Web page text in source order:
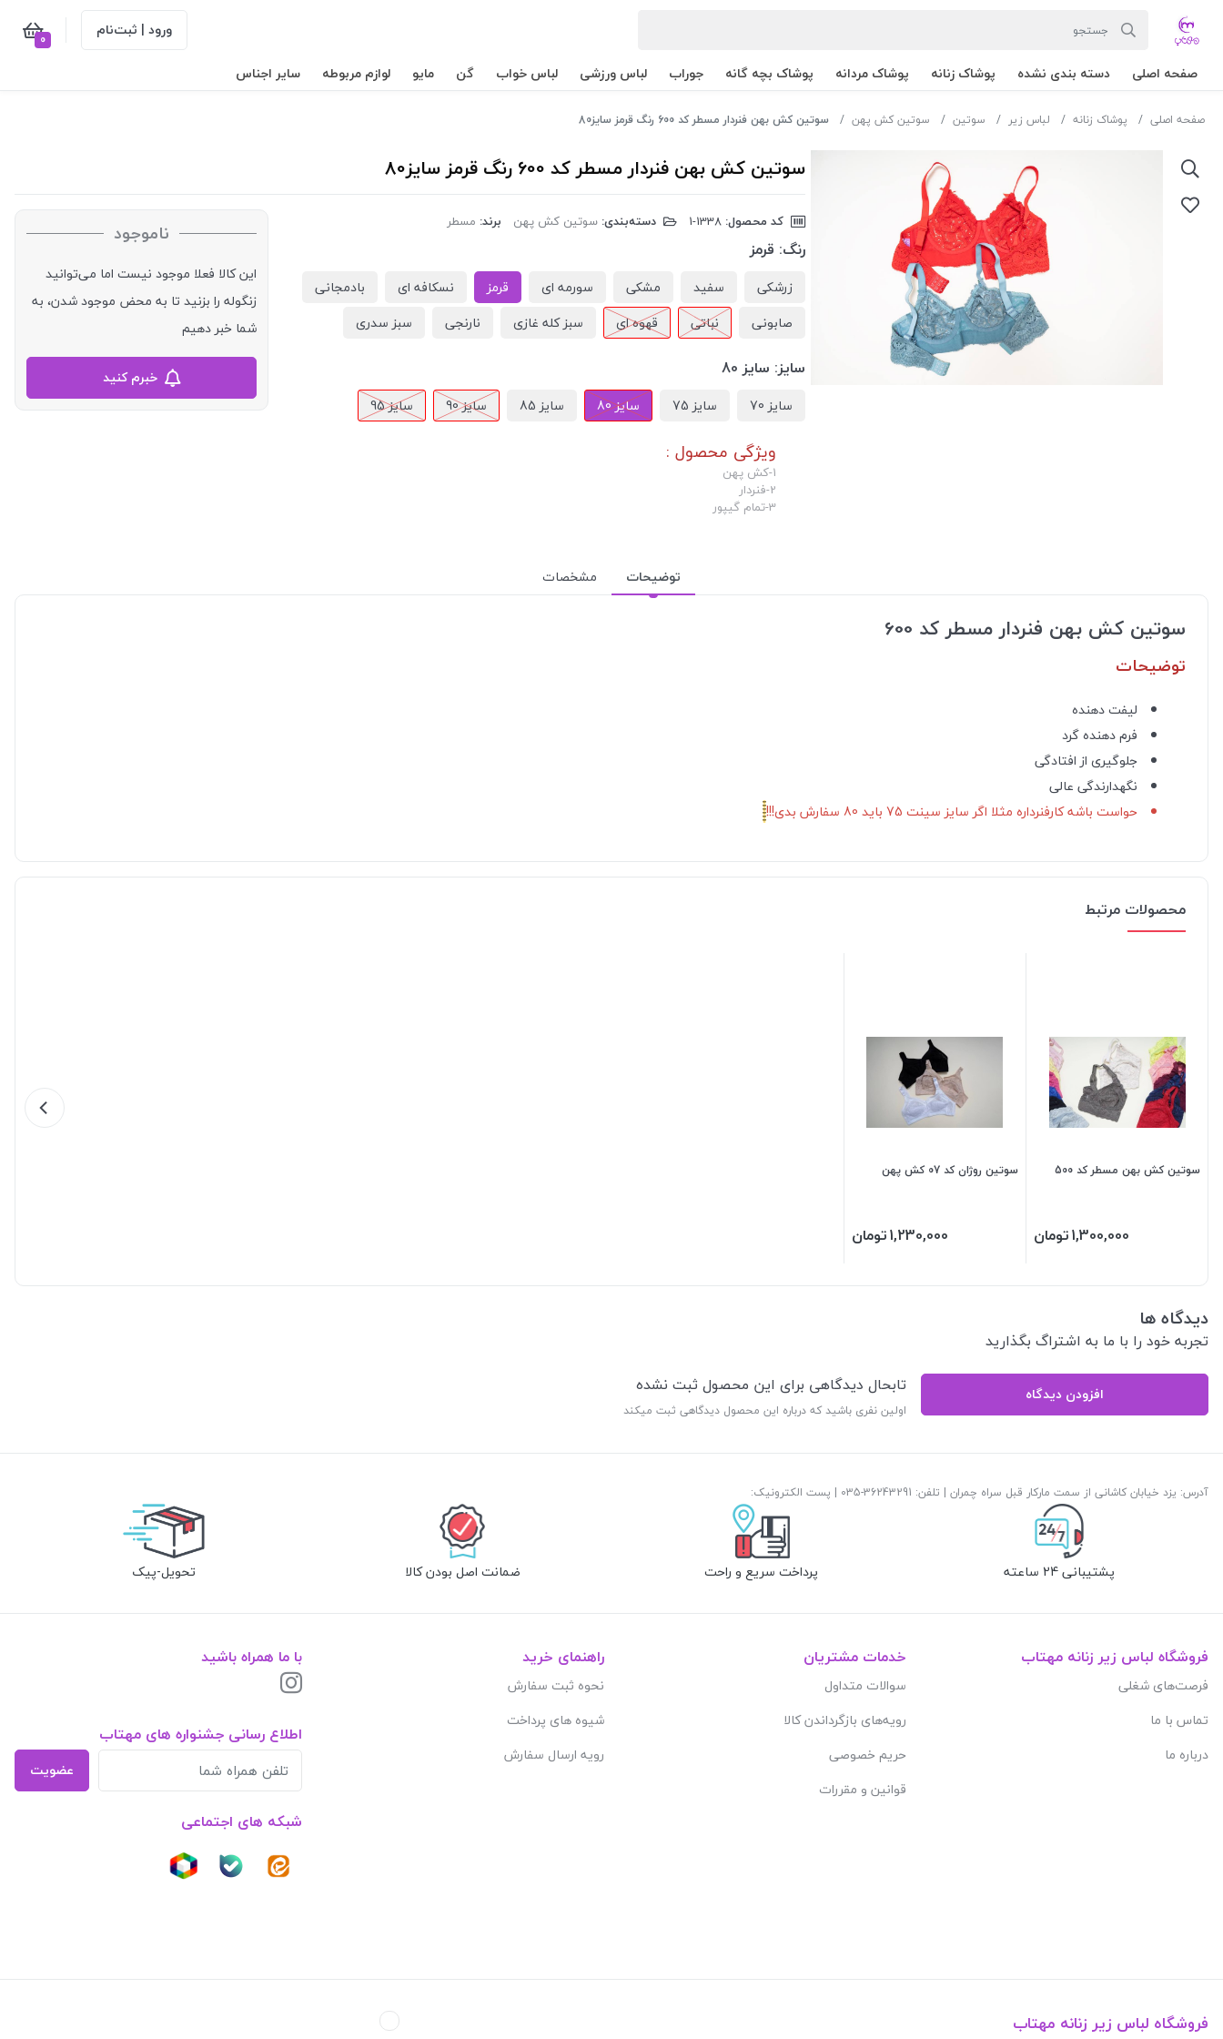
ورود | ثبت‌نام 0
صفحه اصلی دسته بندی نشده پوشاک زنانه پوشاک مردانه پوشاک بچه گانه جوراب لباس ورزشی لباس خواب گن مایو لوازم مربوطه سایر اجناس
صفحه اصلی پوشاک زنانه لباس زیر سوتین سوتین کش پهن سوتین کش بهن فنردار مسطر کد 600 رنگ قرمز سایز80
سوتین کش بهن فنردار مسطر کد 600 رنگ قرمز سایز80
کد محصول: دسته‌بندی: سوتین کش پهن برند: مسطر
رنگ: قرمز
زرشکی سفید مشکی سورمه ای قرمز نسکافه ای
بادمجانی
صابونی
نباتی قهوه ای سبز کله غازی نارنجی سبز سدری
سایز: سایز 80
سایز 70 سایز 75 سایز 80 سایز 85 سایز 90 سایز 95
ویژگی محصول :
1-کش پهن
2-فنردار
3-تمام گیپور
ناموجود
این کالا فعلا موجود نیست اما می‌توانید
زنگوله را بزنید تا به محض موجود شدن، به
شما خبر دهیم
خبرم کنید
توضیحات مشخصات
سوتین کش بهن فنردار مسطر کد 600
توضیحات
لیفت دهنده
فرم دهنده گرد
جلوگیری از افتادگی
نگهدارندگی عالی
حواست باشه کارفنرداره مثلا اگر سایز سینت 75 باید 80 سفارش بدی!!!
محصولات مرتبط
سوتین کش بهن مسطر کد 500
1,300,000تومان
سوتین روژان کد 07 کش پهن
1,230,000تومان
دیدگاه ها
تجربه خود را با ما به اشتراگ بگذارید
افزودن دیدگاه تابحال دیدگاهی برای این محصول ثبت نشده
اولین نفری باشید که درباره این محصول دیدگاهی ثبت میکند
آدرس: یزد خیابان کاشانی از سمت مارکار قبل سراه چمران | تلفن: ‎035-36243291 | پست الکترونیک:
پشتیبانی 24 ساعته پرداخت سریع و راحت ضمانت اصل بودن کالا تحویل-پیک
فروشگاه لباس زیر زنانه مهتاب
فرصت‌های شغلی
تماس با ما
درباره ما
خدمات مشتریان
سوالات متداول
رویه‌های بازگرداندن کالا
حریم خصوصی
قوانین و مقررات
راهنمای خرید
نحوه ثبت سفارش
شیوه های پرداخت
رویه ارسال سفارش
با ما همراه باشید
اطلاع رسانی جشنواره های مهتاب
عضویت
شبکه های اجتماعی
فروشگاه لباس زیر زنانه مهتاب